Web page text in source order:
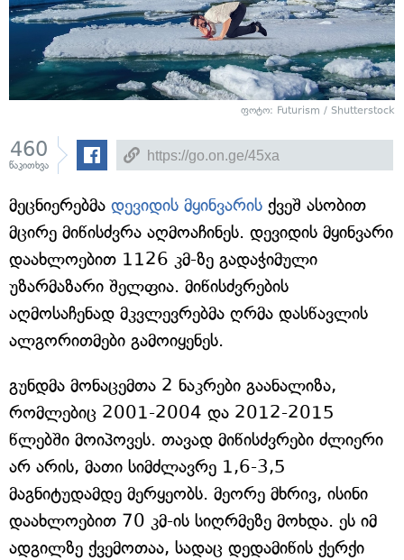
ფოტო: Futurism / Shutterstock
460
წაკითხვა
მეცნიერებმა დევიდის მყინვარის ქვეშ ასობით
მცირე მიწისძვრა აღმოაჩინეს. დევიდის მყინვარი
დაახლოებით 1126 კმ-ზე გადაჭიმული
უზარმაზარი შელფია. მიწისძვრების
აღმოსაჩენად მკვლევრებმა ღრმა დასწავლის
ალგორითმები გამოიყენეს.
გუნდმა მონაცემთა 2 ნაკრები გაანალიზა,
რომლებიც 2001-2004 და 2012-2015
წლებში მოიპოვეს. თავად მიწისძვრები ძლიერი
არ არის, მათი სიმძლავრე 1,6-3,5
მაგნიტუდამდე მერყეობს. მეორე მხრივ, ისინი
დაახლოებით 70 კმ-ის სიღრმეზე მოხდა. ეს იმ
ადგილზე ქვემოთაა, სადაც დედამიწის ქერქი